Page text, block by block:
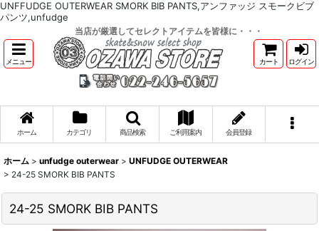
UNFFUDGE OUTERWEAR SMORK BIB PANTS,アンファッジ スモークビブ
パンツ,unfudge
当店が厳選してセレクトアイテムを皆様に・・・
メニュー カート ログイン
ホーム カテゴリ 商品検索 ご利用案内 会員登録
ホーム > unfudge outerwear > UNFUDGE OUTERWEAR
> 24-25 SMORK BIB PANTS
24-25 SMORK BIB PANTS